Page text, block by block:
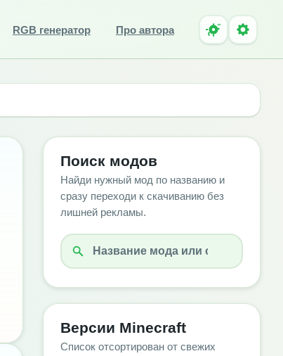
RGB генератор Про автора
Поиск модов
Найди нужный мод по названию и
сразу переходи к скачиванию без
лишней рекламы.
Версии Minecraft
Список отсортирован от свежих